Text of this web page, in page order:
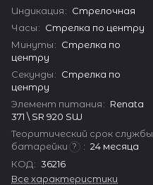
Индикация: Стрелочная
Часы: Стрелка по центру
Минуты: Стрелка по
центру
Секунды: Стрелка по
центру
Элемент питания: Renata
371 \ SR 920 SW
Теоритический срок службы
батарейки ? : 24 месяца
КОД: 36216
Все характеристики